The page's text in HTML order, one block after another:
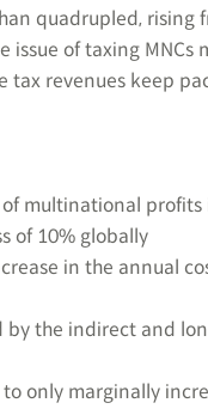
quadrupled, rising
issue of taxing
revenues keep
multinational profits
of 10% globally
in the annual
by the indirect and
only marginally